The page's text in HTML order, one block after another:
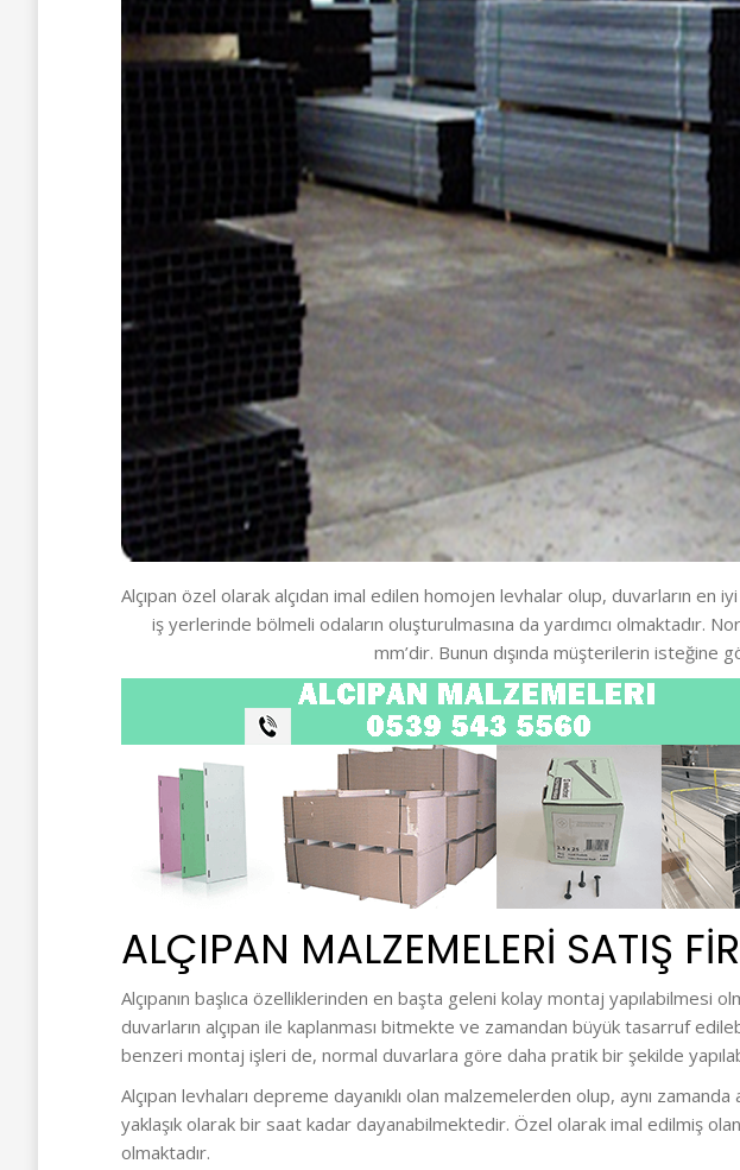
Alçıpan özel olarak alçıdan imal edilen homojen levhalar olup, duvarların en
iş yerlerinde bölmeli odaların oluşturulmasına da yardımcı olmaktadır.
mm’dir. Bunun dışında müşterilerin isteğine
ALÇIPAN MALZEMELERI SATIŞ
Alçıpanın başlıca özelliklerinden en başta geleni kolay montaj yapılabilmesi
duvarların alçıpan ile kaplanması bitmekte ve zamandan büyük tasarruf
benzeri montaj işleri de, normal duvarlara göre daha pratik bir şekilde
Alçıpan levhaları depreme dayanıklı olan malzemelerden olup, aynı zamanda
yaklaşık olarak bir saat kadar dayanabilmektedir. Özel olarak imal edilmiş olan
olmaktadır.